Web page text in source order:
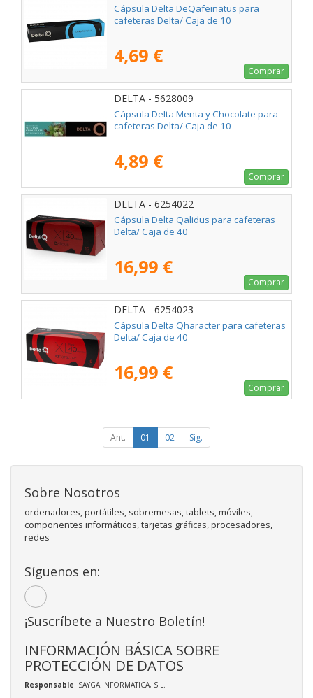
Cápsula Delta DeQafeinatus para
cafeteras Delta/ Caja de 10
4,69 €
Comprar
DELTA - 5628009
Cápsula Delta Menta y Chocolate para
cafeteras Delta/ Caja de 10
4,89 €
Comprar
DELTA - 6254022
Cápsula Delta Qalidus para cafeteras
Delta/ Caja de 40
16,99 €
Comprar
DELTA - 6254023
Cápsula Delta Qharacter para cafeteras
Delta/ Caja de 40
16,99 €
Comprar
Ant. 01 02 Sig.
Sobre Nosotros
ordenadores, portátiles, sobremesas, tablets, móviles,
componentes informáticos, tarjetas gráficas, procesadores,
redes
Síguenos en:
¡Suscríbete a Nuestro Boletín!
INFORMACIÓN BÁSICA SOBRE
PROTECCIÓN DE DATOS
Responsable: SAYGA INFORMATICA, S.L.